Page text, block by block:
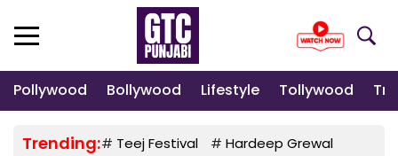
Pollywood Bollywood Lifestyle Tollywood
Trending:# Teej Festival # Hardeep Grewal